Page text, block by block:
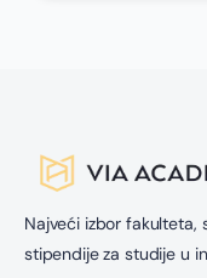
Najveći izbor fakulteta,
stipendije za studije u